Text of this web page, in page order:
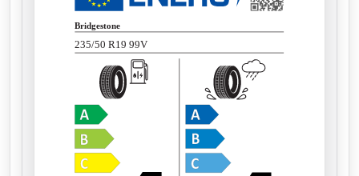
Bridgestone
235/50 R19 99V